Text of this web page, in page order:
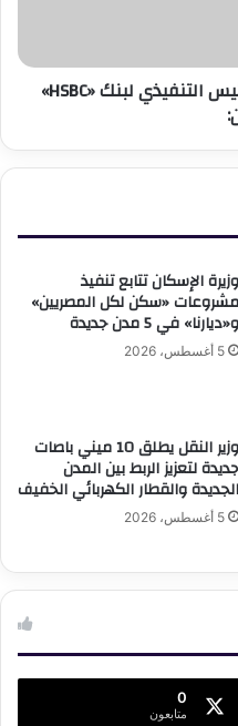
وزير المالية.. في لقائه مع الرئيس التنفيذي لبنك «HSBC»
وزيرة الإسكان تتابع تنفيذ
مشروعات «سكن لكل المصريين»
و«ديارنا» في 5 مدن جديدة
5 أغسطس، 2026
وزير النقل يطلق 10 ميني باصات
جديدة لتعزيز الربط بين المدن
الجديدة والقطار الكهربائي الخفيف
5 أغسطس، 2026
0
متابعون